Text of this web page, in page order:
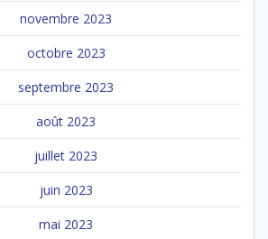
novembre 2023
octobre 2023
septembre 2023
août 2023
juillet 2023
juin 2023
mai 2023